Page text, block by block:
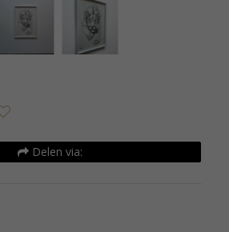
x 94 cm - de Kunsthuizen 4
Delen via: